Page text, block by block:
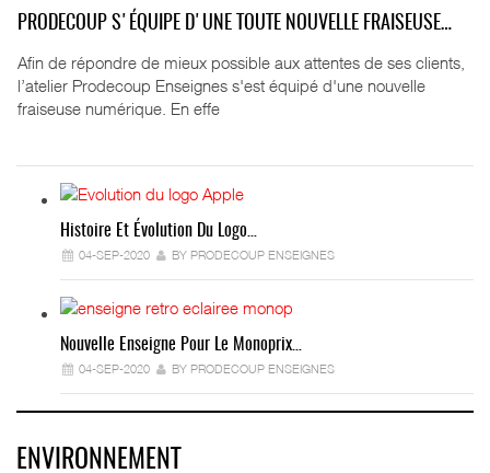
PRODECOUP S'ÉQUIPE D'UNE TOUTE NOUVELLE FRAISEUSE…
Afin de répondre de mieux possible aux attentes de ses clients,
l’atelier Prodecoup Enseignes s'est équipé d'une nouvelle
fraiseuse numérique. En effe
Histoire Et Évolution Du Logo…
04-SEP-2020 BY PRODECOUP ENSEIGNES
Nouvelle Enseigne Pour Le Monoprix…
04-SEP-2020 BY PRODECOUP ENSEIGNES
ENVIRONNEMENT